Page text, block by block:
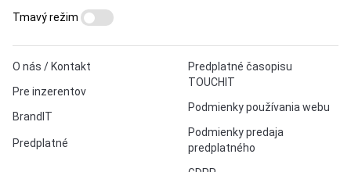
O nás / Kontakt
Pre inzerentov
BrandIT
Predplatné
Predplatné časopisu
TOUCHIT
Podmienky používania webu
Podmienky predaja
predplatného
Tmavý režim